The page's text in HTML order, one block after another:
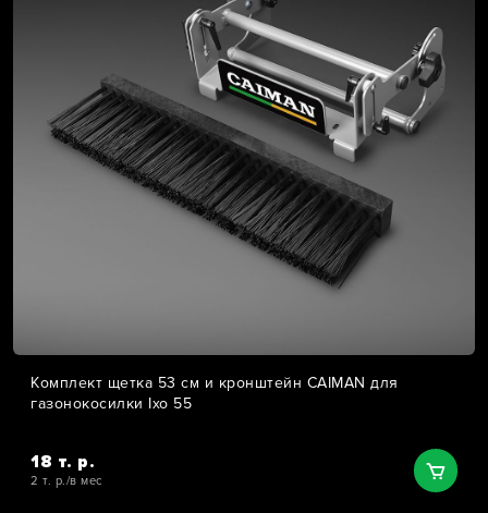
Комплект щетка 53 см и кронштейн CAIMAN для
газонокосилки Ixo 55
18 т. р.
2 т. р./в мес